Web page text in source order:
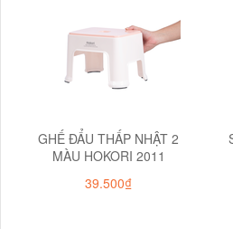
GHẾ ĐẨU THẤP NHẬT 2
MÀU HOKORI 2011
39.500₫